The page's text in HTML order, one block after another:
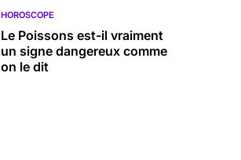
HOROSCOPE
Le Poissons est-il vraiment
un signe dangereux comme
on le dit